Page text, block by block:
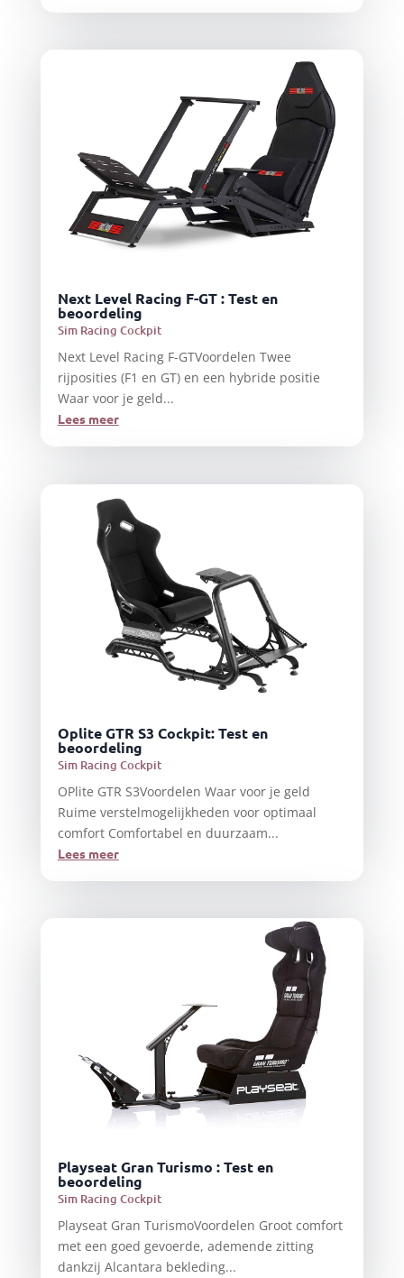
Next Level Racing F-GT : Test en
beoordeling
Sim Racing Cockpit
Next Level Racing F-GTVoordelen Twee
rijposities (F1 en GT) en een hybride positie
Waar voor je geld...
Lees meer
Oplite GTR S3 Cockpit: Test en
beoordeling
Sim Racing Cockpit
OPlite GTR S3Voordelen Waar voor je geld
Ruime verstelmogelijkheden voor optimaal
comfort Comfortabel en duurzaam...
Lees meer
Playseat Gran Turismo : Test en
beoordeling
Sim Racing Cockpit
Playseat Gran TurismoVoordelen Groot comfort
met een goed gevoerde, ademende zitting
dankzij Alcantara bekleding...